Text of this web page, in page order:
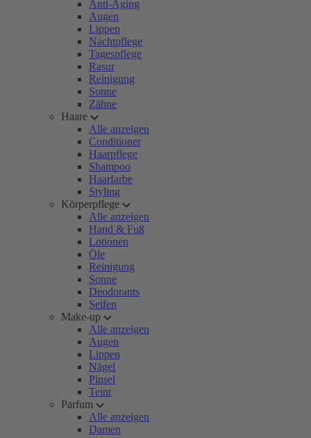
Anti-Aging
Augen
Lippen
Nachtpflege
Tagespflege
Rasur
Reinigung
Sonne
Zähne
Haare
Alle anzeigen
Conditioner
Haarpflege
Shampoo
Haarfarbe
Styling
Körperpflege
Alle anzeigen
Hand & Fuß
Lotionen
Öle
Reinigung
Sonne
Deodorants
Seifen
Make-up
Alle anzeigen
Augen
Lippen
Nägel
Pinsel
Teint
Parfum
Alle anzeigen
Damen